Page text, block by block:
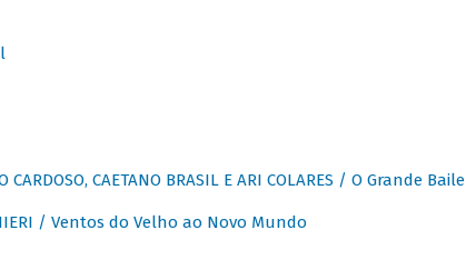
CARDOSO, CAETANO BRASIL E ARI COLARES / O Grande Baile
/ Ventos do Velho ao Novo Mundo